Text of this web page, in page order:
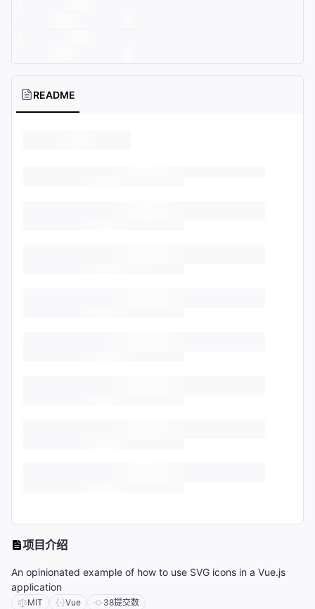
README
项目介绍
An opinionated example of how to use SVG icons in a Vue.js
application
MIT Vue 38提交数